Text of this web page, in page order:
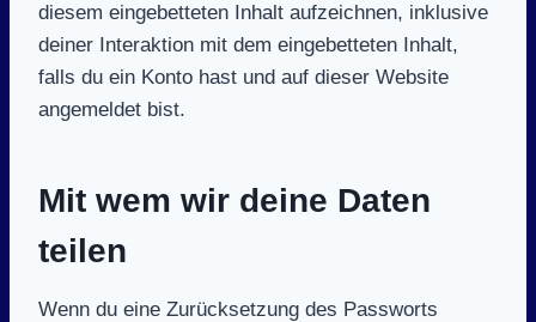
diesem eingebetteten Inhalt aufzeichnen, inklusive
deiner Interaktion mit dem eingebetteten Inhalt,
falls du ein Konto hast und auf dieser Website
angemeldet bist.
Mit wem wir deine Daten
teilen
Wenn du eine Zurücksetzung des Passworts